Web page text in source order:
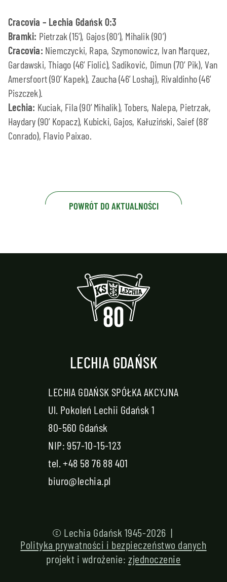
Cracovia – Lechia Gdańsk 0:3
Bramki: Pietrzak (15’), Gajos (80’), Mihalik (90’)
Cracovia: Niemczycki, Rapa, Szymonowicz, Ivan Marquez,
Gardawski, Thiago (46’ Fiolić), Sadiković, Dimun (70’ Pik), Van
Amersfoort (90’ Kapek), Zaucha (46’ Loshaj), Rivaldinho (46’
Piszczek).
Lechia: Kuciak, Fila (90’ Mihalik), Tobers, Nalepa, Pietrzak,
Haydary (90’ Kopacz), Kubicki, Gajos, Kałuziński, Saief (88’
Conrado), Flavio Paixao.
POWRÓT DO AKTUALNOŚCI
LECHIA GDAŃSK
LECHIA GDAŃSK SPÓŁKA AKCYJNA
Ul. Pokoleń Lechii Gdańsk 1
80-560 Gdańsk
NIP: 957-10-15-123
tel.+48 58 76 88 401
biuro@lechia.pl
© Lechia Gdańsk 1945-2026 |
Polityka prywatności i bezpieczeństwo danych
projekt i wdrożenie: zjednoczenie